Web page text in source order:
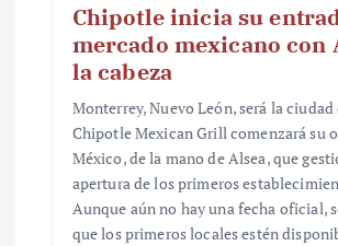
Chipotle inicia su
mercado mexicano con
la cabeza
Monterrey, Nuevo León, será la
Chipotle Mexican Grill comenzará su
México, de la mano de Alsea, que
apertura de los primeros
Aunque aún no hay una fecha oficial,
que los primeros locales estén